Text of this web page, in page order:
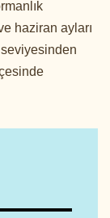
haziran ayları